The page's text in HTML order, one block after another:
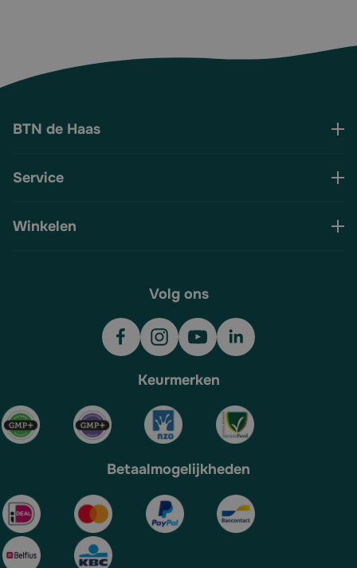
BTN de Haas
Service
Winkelen
Volg ons
Keurmerken
Betaalmogelijkheden